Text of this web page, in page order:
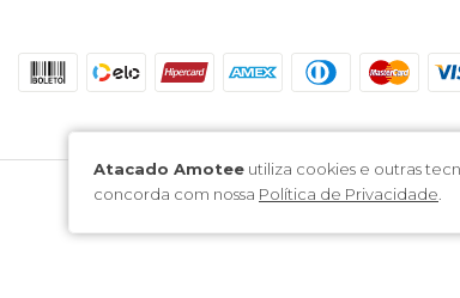
Atacado Amotee utiliza cookies e outras
concorda com nossa Política de Privacidade.